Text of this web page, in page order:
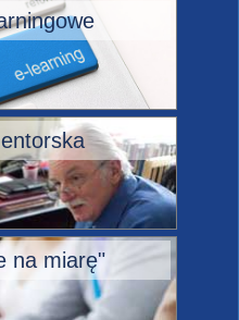
na miarę"